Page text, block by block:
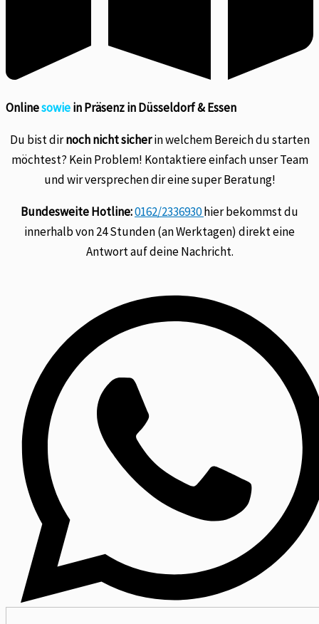
Onlinesowiein Präsenz in Düsseldorf & Essen
Du bist dirnoch nicht sicherin welchem Bereich du starten
möchtest? Kein Problem! Kontaktiere einfach unser Team
und wir versprechen dir eine super Beratung!
Bundesweite Hotline:0162/2336930hier bekommst du
innerhalb von 24 Stunden (an Werktagen) direkt eine
Antwort auf deine Nachricht.